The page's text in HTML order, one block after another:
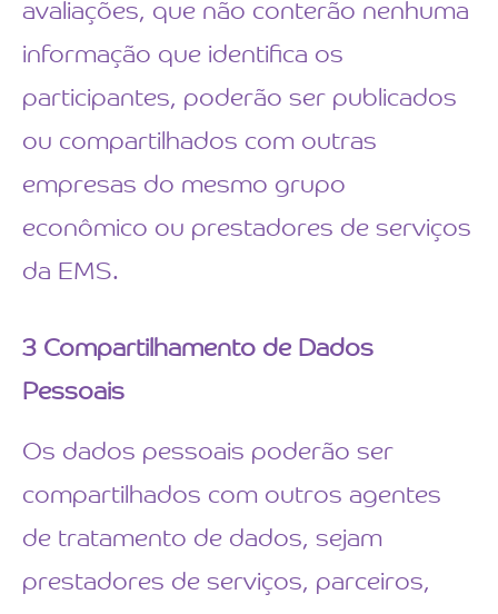
avaliações, que não conterão nenhuma
informação que identifica os
participantes, poderão ser publicados
ou compartilhados com outras
empresas do mesmo grupo
econômico ou prestadores de serviços
da EMS.
3 Compartilhamento de Dados
Pessoais
Os dados pessoais poderão ser
compartilhados com outros agentes
de tratamento de dados, sejam
prestadores de serviços, parceiros,